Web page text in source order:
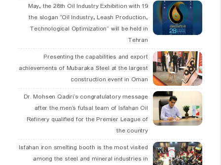
19 May, the 28th Oil Industry Exhibition with
the slogan “Oil Industry, Leash Production,
Technological Optimization” will be held in
Tehran
Presenting the capabilities and export
achievements of Mubaraka Steel at the largest
construction event in Oman
Dr. Mohsen Qadiri’s congratulatory message
after the men’s futsal team of Isfahan Oil
Refinery qualified for the Premier League of
the country
Isfahan iron smelting booth is the most visited
among the steel and mineral industries in